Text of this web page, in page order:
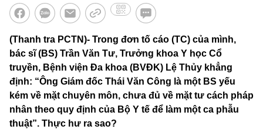
(Thanh tra PCTN)- Trong đơn tố cáo (TC) của mình,
bác sĩ (BS) Trần Văn Tư, Trưởng khoa Y học Cổ
truyền, Bệnh viện Đa khoa (BVĐK) Lệ Thủy khẳng
định: “Ông Giám đốc Thái Văn Công là một BS yếu
kém về mặt chuyên môn, chưa đủ về mặt tư cách pháp
nhân theo quy định của Bộ Y tế để làm một ca phẫu
thuật”. Thực hư ra sao?